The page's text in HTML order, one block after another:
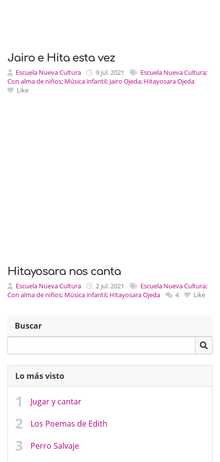
Jairo e Hita esta vez
Escuela Nueva Cultura 9 jul. 2021
Escuela Nueva Cultura;
Con alma de niños; Música infantil; Jairo Ojeda; Hitayosara Ojeda
Like
Hitayosara nos canta
Escuela Nueva Cultura 2 jul. 2021
Escuela Nueva Cultura;
Con alma de niños; Música infantil; Hitayosara Ojeda
4 Like
Buscar
Lo más visto
Jugar y cantar
Los Poemas de Edith
Perro Salvaje